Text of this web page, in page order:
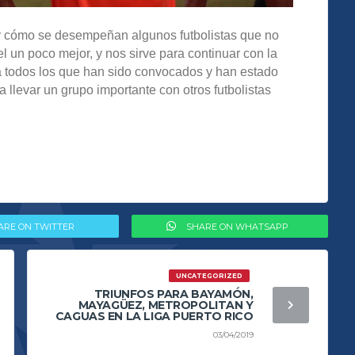
se desempeñan algunos futbolistas que no
un poco mejor, y nos sirve para continuar con la
los que han sido convocados y han estado
llevar un grupo importante con otros futbolistas
ON TWITTER SHARE ON WHATSAPP
UNCATEGORIZED
TRIUNFOS PARA BAYAMÓN,
MAYAGÜEZ, METROPOLITAN Y
CAGUAS EN LA LIGA PUERTO RICO
03/04/2019